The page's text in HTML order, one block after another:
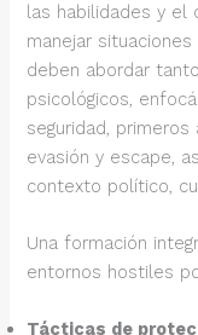
las habilidades y el
manejar
deben abordar
psicológicos,
seguridad,
evasión y escape,
contexto político,
Una formación
entornos hostiles
Tácticas de